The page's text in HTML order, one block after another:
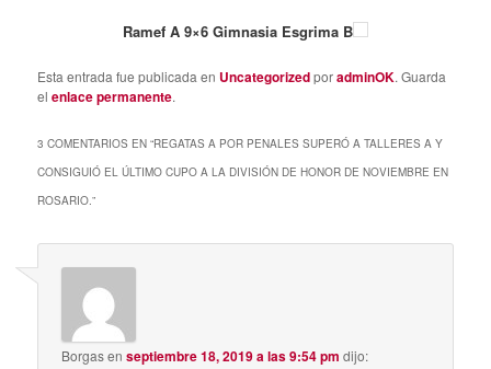
Ramef A 9×6 Gimnasia Esgrima B
Esta entrada fue publicada en UncategorizedporadminOK. Guarda
elenlace permanente.
3 COMENTARIOS EN “REGATAS A POR PENALES SUPERÓ A TALLERES A Y
CONSIGUIÓ EL ÚLTIMO CUPO A LA DIVISIÓN DE HONOR DE NOVIEMBRE EN
ROSARIO.”
Borgasenseptiembre 18, 2019 a las 9:54 pm dijo: